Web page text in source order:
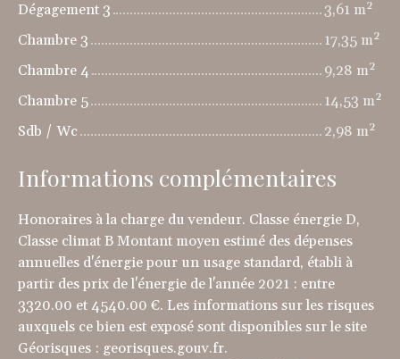
Dégagement 3
3,61 m²
Chambre 3
17,35 m²
Chambre 4
9,28 m²
Chambre 5
14,53 m²
Sdb / Wc
2,98 m²
Informations complémentaires
Honoraires à la charge du vendeur. Classe énergie D,
Classe climat B Montant moyen estimé des dépenses
annuelles d'énergie pour un usage standard, établi à
partir des prix de l'énergie de l'année 2021 : entre
3320.00 et 4540.00 €. Les informations sur les risques
auxquels ce bien est exposé sont disponibles sur le site
Géorisques : georisques.gouv.fr.